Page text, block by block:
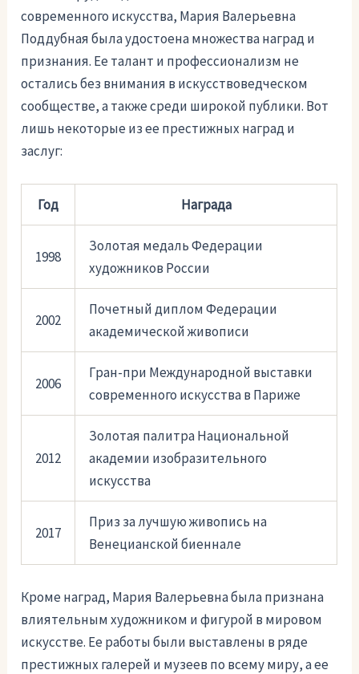
современного искусства, Мария Валерьевна
Поддубная была удостоена множества наград и
признания. Ее талант и профессионализм не
остались без внимания в искусствоведческом
сообществе, а также среди широкой публики. Вот
лишь некоторые из ее престижных наград и
заслуг:
Год Награда
1998
Золотая медаль Федерации
художников России
2002
Почетный диплом Федерации
академической живописи
2006
Гран-при Международной выставки
современного искусства в Париже
2012
Золотая палитра Национальной
академии изобразительного
искусства
2017
Приз за лучшую живопись на
Венецианской биеннале
Кроме наград, Мария Валерьевна была признана
влиятельным художником и фигурой в мировом
искусстве. Ее работы были выставлены в ряде
престижных галерей и музеев по всему миру, а ее